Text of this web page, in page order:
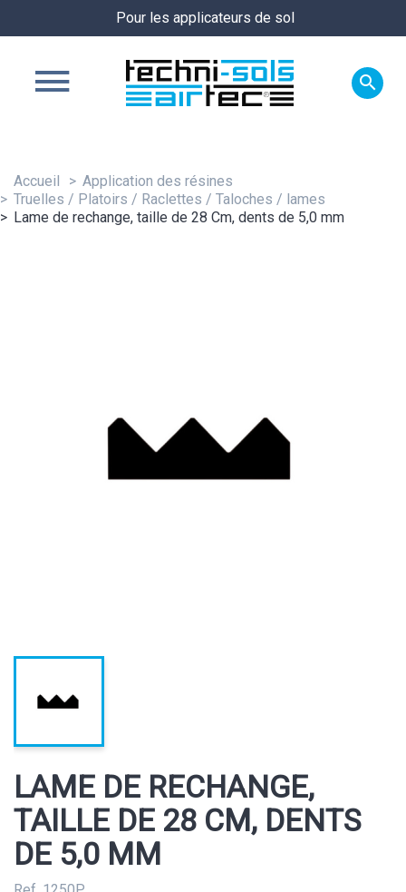
Pour les applicateurs de sol

Accueil
Application des résines
Truelles / Platoirs / Raclettes / Taloches / lames
Lame de rechange, taille de 28 Cm, dents de 5,0 mm
LAME DE RECHANGE,
TAILLE DE 28 CM, DENTS
DE 5,0 MM